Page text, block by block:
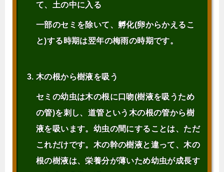
て、土の中に入る
一部のセミを除いて、孵化(卵からかえるこ
と)する時期は翌年の梅雨の時期です。
木の根から樹液を吸う
セミの幼虫は木の根に口吻(樹液を吸うため
の管)を刺し、道管という木の根の管から樹
液を吸います。幼虫の間にすることは、ただ
これだけです。木の幹の樹液と違って、木の
根の樹液は、栄養分が薄いため幼虫が成長す